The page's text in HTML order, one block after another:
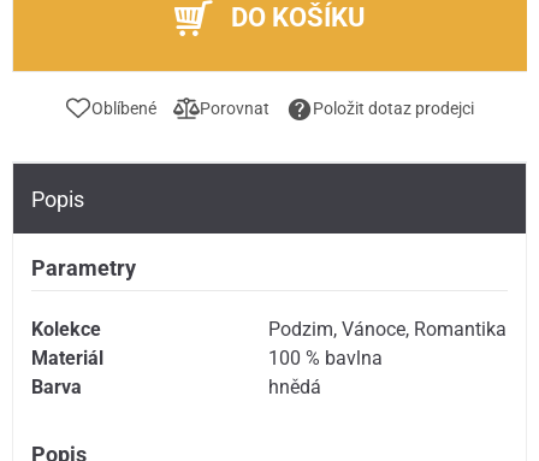
DO KOŠÍKU
Oblíbené Porovnat Položit dotaz prodejci
Popis
Parametry
Kolekce Podzim,Vánoce, Romantika
Materiál
100 % bavlna
Barva
hnědá
Popis